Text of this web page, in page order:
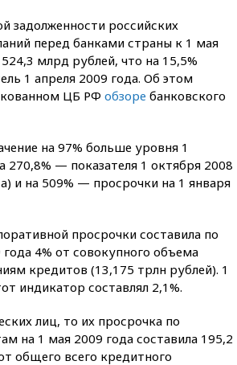
задолженности российских
перед банками страны к 1 мая
млрд рублей, что на 15,5%
1 апреля 2009 года. Об этом
ЦБ РФ обзоре банковского
на 97% больше уровня 1
270,8% — показателя 1 октября 2008
и на 509% — просрочки на 1 января
просрочки составила по
4% от совокупного объема
кредитов (13,175 трлн рублей). 1
индикатор составлял 2,1%.
лиц, то их просрочка по
на 1 мая 2009 года составила 195,2
общего всего кредитного